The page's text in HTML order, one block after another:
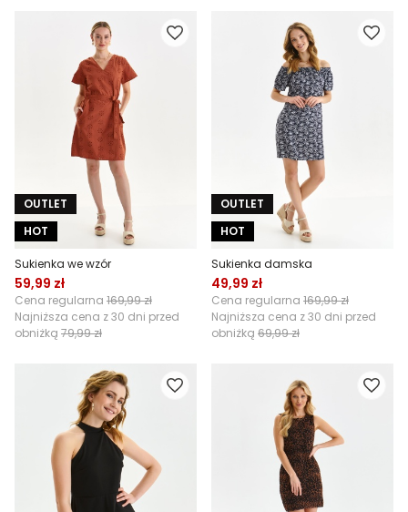
OUTLET
HOT
Sukienka we wzór
59,99 zł
Cena regularna 169,99 zł
Najniższa cena z 30 dni przed
obniżką 79,99 zł
OUTLET
HOT
Sukienka damska
49,99 zł
Cena regularna 169,99 zł
Najniższa cena z 30 dni przed
obniżką 69,99 zł